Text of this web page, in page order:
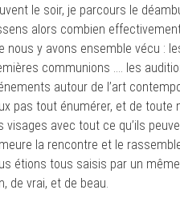
le soir, je parcours le
alors combien
nous y avons ensemble vécu :
communions …. les
autour de l’art
pas tout énumérer, et de
visages avec tout ce qu’ils
la rencontre et le
étions tous saisis par un
de vrai, et de beau.